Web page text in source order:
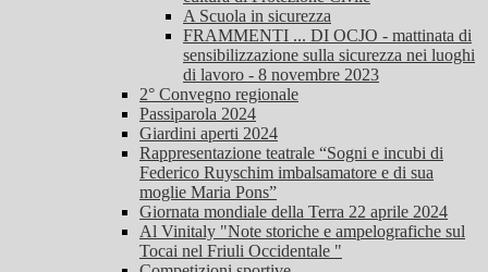
A Scuola in sicurezza
FRAMMENTI ... DI OCJO - mattinata di
sensibilizzazione sulla sicurezza nei luoghi
di lavoro - 8 novembre 2023
2° Convegno regionale
Passiparola 2024
Giardini aperti 2024
Rappresentazione teatrale “Sogni e incubi di
Federico Ruyschim imbalsamatore e di sua
moglie Maria Pons”
Giornata mondiale della Terra 22 aprile 2024
Al Vinitaly "Note storiche e ampelografiche sul
Tocai nel Friuli Occidentale "